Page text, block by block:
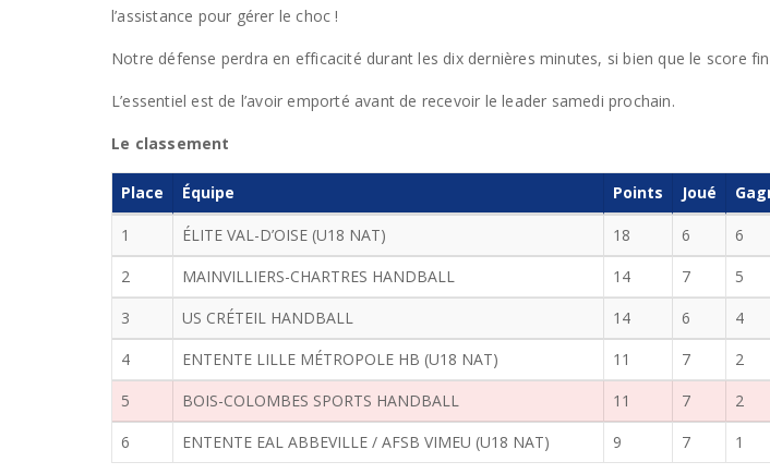
l’assistance pour gérer le choc !
Notre défense perdra en efficacité durant les dix dernières minutes, si bien que le score
L’essentiel est de l’avoir emporté avant de recevoir le leader samedi prochain.
Le classement
Place Équipe Points Joué
1 ÉLITE VAL-D’OISE (U18 NAT) 18 6 6
2
MAINVILLIERS-CHARTRES HANDBALL 14 7 5
3
US CRÉTEIL HANDBALL 14 6 4
4
ENTENTE LILLE MÉTROPOLE HB (U18 NAT) 11 7 2
5
BOIS-COLOMBES SPORTS HANDBALL 11 7 2
6
ENTENTE EAL ABBEVILLE / AFSB VIMEU (U18 NAT) 9 7 1